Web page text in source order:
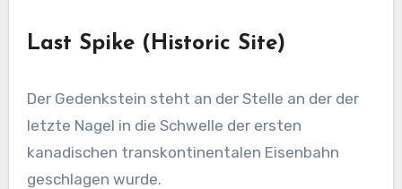
Last Spike (Historic Site)
Der Gedenkstein steht an der Stelle an der der
letzte Nagel in die Schwelle der ersten
kanadischen transkontinentalen Eisenbahn
geschlagen wurde.